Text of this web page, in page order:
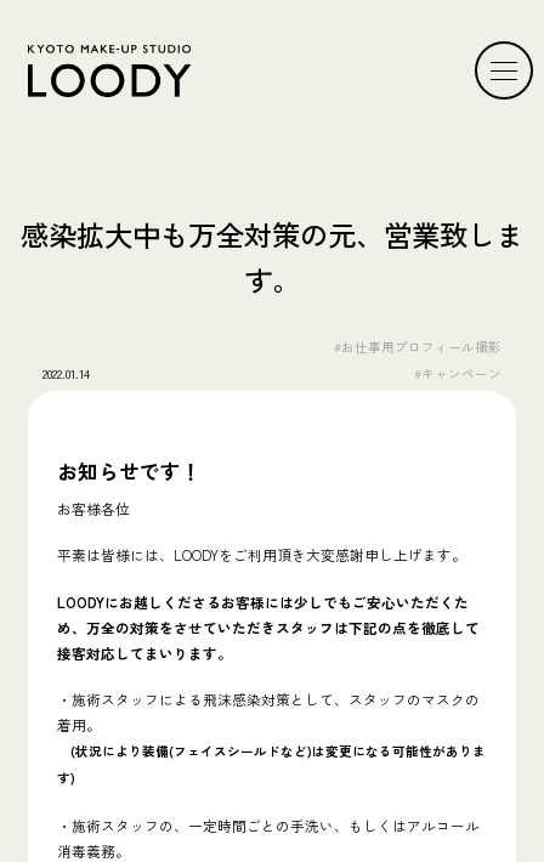
感染拡大中も万全対策の元、営業致しま
す。
2022.01.14
#お仕事用プロフィール撮影
#キャンペーン
お知らせです！
お客様各位
平素は皆様には、LOODYをご利用頂き大変感謝申し上げます。
LOODYにお越しくださるお客様には少しでもご安心いただくた
め、万全の対策をさせていただきスタッフは下記の点を徹底して
接客対応してまいります。
・施術スタッフによる飛沫感染対策として、スタッフのマスクの
着用。
(状況により装備(フェイスシールドなど)は変更になる可能性がありま
す)
・施術スタッフの、一定時間ごとの手洗い、もしくはアルコール
消毒義務。